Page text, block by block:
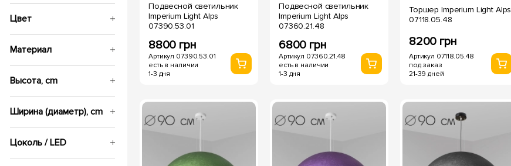
Цвет
Материал
Высота, cm
Ширина (диаметр), cm
Цоколь / LED
Подвесной светильник
Imperium Light Alps
07390.53.01
8800 грн
Артикул 07390.53.01
есть в наличии
1-3 дня
Подвесной светильник
Imperium Light Alps
07360.21.48
6800 грн
Артикул 07360.21.48
есть в наличии
1-3 дня
Торшер Imperium Light Alps
07118.05.48
8200 грн
Артикул 07118.05.48
под заказ
21-39 дней